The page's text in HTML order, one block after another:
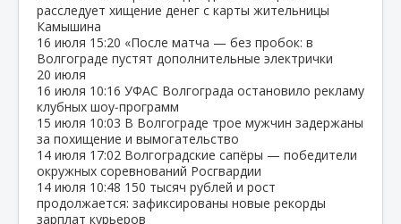
расследует хищение денег с карты жительницы
Камышина
16 июля 15:20 «После матча — без пробок: в
Волгограде пустят дополнительные электрички
20 июля
16 июля 10:16 УФАС Волгограда остановило рекламу
клубных шоу‑программ
15 июля 10:03 В Волгограде трое мужчин задержаны
за похищение и вымогательство
14 июля 17:02 Волгоградские сапёры — победители
окружных соревнований Росгвардии
14 июля 10:48 150 тысяч рублей и рост
продолжается: зафиксированы новые рекорды
зарплат курьеров